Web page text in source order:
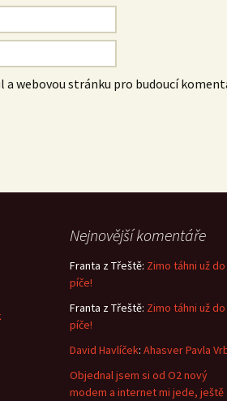
webovou stránku pro budoucí
Nejnovější komentáře
Franta z Třeště: Zimo táhni už do
píče!
Franta z Třeště: Zimo táhni už do
píče!
David Havlíček: Ahasver Pavla
Objednal jsem si od O2 nový
modem a internet mi jede, ještě